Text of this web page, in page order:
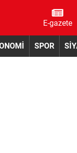
E-gazete
SPOR